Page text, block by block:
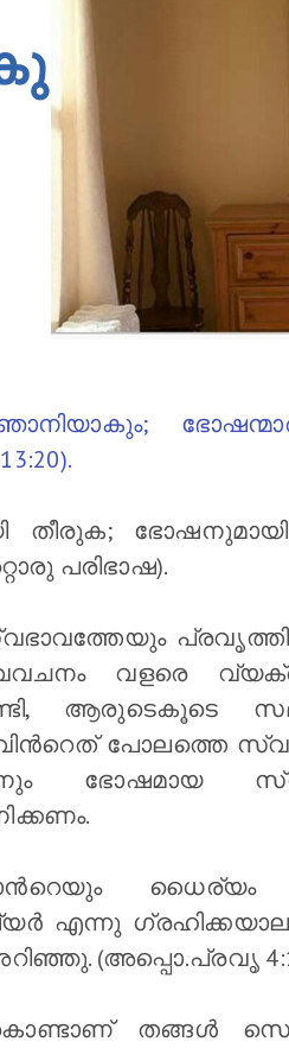
ഭോഷനുമായി
പരിഭാഷ).
വളരെ
ആരുടെകൂടെ
പോലത്തെ
ഭോഷമായ
എന്നു
(അപ്പൊ.പ്രവൃ
തങ്ങള്‍